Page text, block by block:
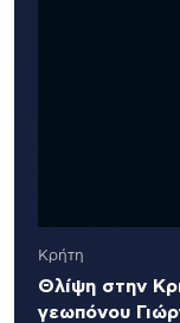
Κρήτη
Θλίψη στην
γεωπόνου